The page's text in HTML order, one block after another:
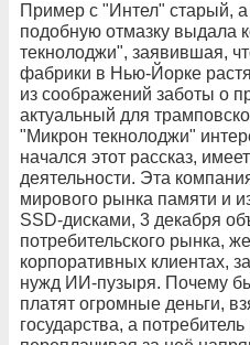
Пример с "Интел" старый,
подобную отмазку выдала
текнолоджи", заявившая,
фабрики в Нью-Йорке
из соображений заботы о
актуальный для
"Микрон текнолоджи"
начался этот рассказ,
деятельности. Эта
мирового рынка памяти и
SSD-дисками, 3 декабря
потребительского рынка,
корпоративных клиентах,
нужд ИИ-пузыря. Почему
платят огромные деньги,
государства, а